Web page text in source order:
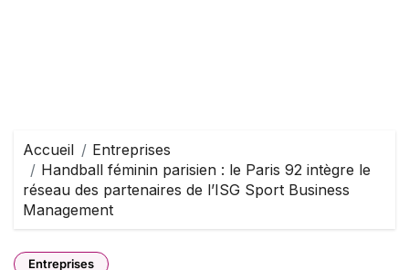
Accueil
Entreprises
Handball féminin parisien : le Paris 92 intègre le
réseau des partenaires de l’ISG Sport Business
Management
Entreprises